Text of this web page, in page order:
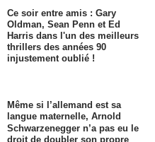
Ce soir entre amis : Gary
Oldman, Sean Penn et Ed
Harris dans l'un des meilleurs
thrillers des années 90
injustement oublié !
Même si l’allemand est sa
langue maternelle, Arnold
Schwarzenegger n’a pas eu le
droit de doubler son propre